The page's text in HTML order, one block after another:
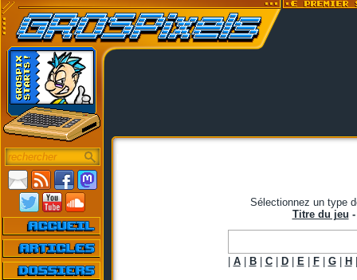
Sélectionnez un type
Titre du jeu
A| B| C| D| E| F| G| H